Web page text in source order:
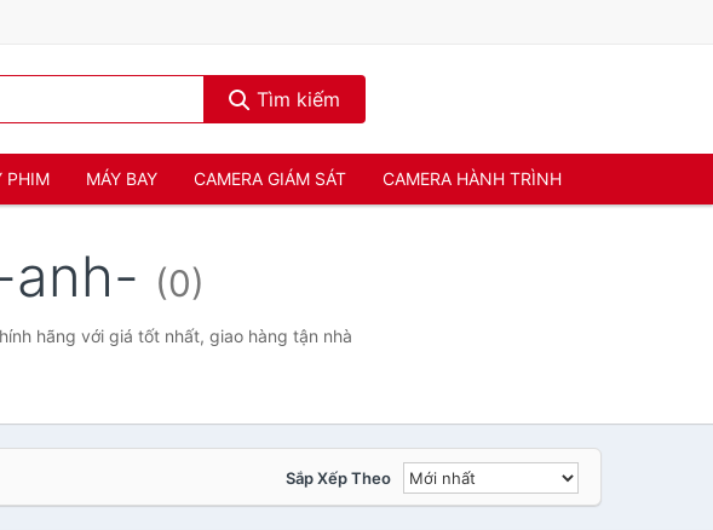
Tìm kiếm
PHIM MÁY BAY CAMERA GIÁM SÁT CAMERA HÀNH TRÌNH
(0)
hãng với giá tốt nhất, giao hàng tận nhà
Sắp Xếp Theo